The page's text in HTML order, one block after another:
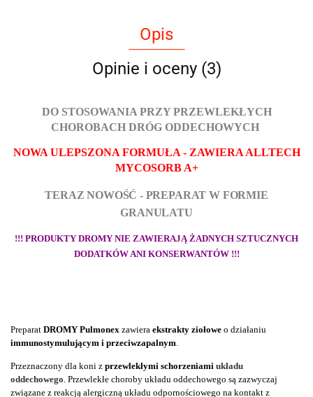
Opis
Opinie i oceny (3)
DO STOSOWANIA PRZY PRZEWLEKŁYCH
CHOROBACH DRÓG ODDECHOWYCH
NOWA ULEPSZONA FORMUŁA - ZAWIERA ALLTECH
MYCOSORB A+
TERAZ NOWOŚĆ - PREPARAT W FORMIE
GRANULATU
!!! PRODUKTY DROMY NIE ZAWIERAJĄ ŻADNYCH SZTUCZNYCH
DODATKÓW ANI KONSERWANTÓW !!!
Preparat DROMY Pulmonex zawiera ekstrakty ziołowe o działaniu
immunostymulującym i przeciwzapalnym.
Przeznaczony dla koni z przewlekłymi schorzeniami układu
oddechowego. Przewlekłe choroby układu oddechowego są zazwyczaj
związane z reakcją alergiczną układu odpornościowego na kontakt z